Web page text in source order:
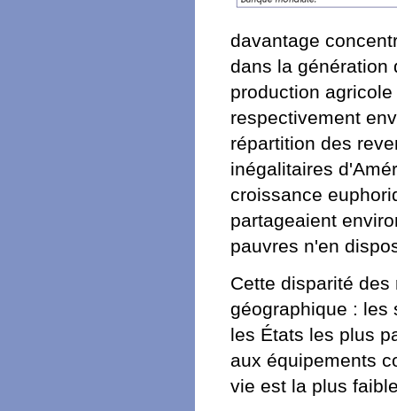
davantage
dans la génération
production
respectivement
répartition des
inégalitaires
croissance
partageaient
pauvres n'en
Cette disparité
géographique : les
les États les plus
aux équipements
vie est la plus